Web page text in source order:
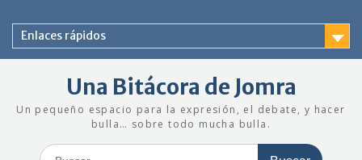
contenido
Enlaces rápidos
Una Bitácora de Jomra
Un pequeño espacio para la expresión, el debate, y hacer
bulla… sobre todo mucha bulla.
Buscar: